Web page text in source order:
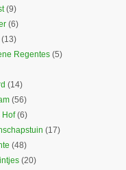
(9)
(6)
(13)
Regentes(5)
(14)
(56)
Hof(6)
(17)
(48)
(20)